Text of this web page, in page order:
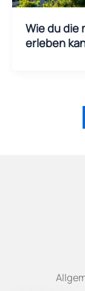
Wie du die
erleben